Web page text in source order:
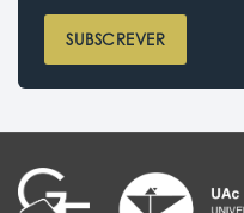
SUBSCREVER